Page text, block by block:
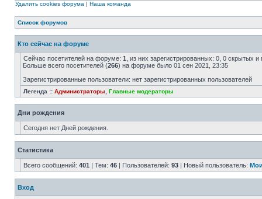
Удалить cookies форума | Наша команда
Список форумов
Кто сейчас на форуме
Сейчас посетителей на форуме: 1 , из них зарегистрированных: 0, 0 скрытых
Больше всего посетителей (266) на форуме было 01 сен 2021, 23:35
Зарегистрированные пользователи: нет зарегистрированных пользователей
Легенда :: Администраторы Главные модераторы
Дни рождения
Сегодня нет Дней рождения.
Статистика
Всего сообщений: 401 | Тем: 46 | Пользователей: 93 | Новый пользователь:
Вход